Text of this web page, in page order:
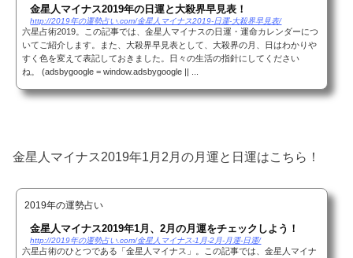
金星人マイナス2019年の日運と大殺界早見表！
http://2019年の運勢占い.com/金星人マイナス2019-日運-大殺界早見表/
六星占術2019。この記事では、金星人マイナスの日運・運命カレンダーにつ
いてご紹介します。また、大殺界早見表として、大殺界の月、日はわかりや
すく色を変えて表記しておきました。日々の生活の指針にしてください
ね。 (adsbygoogle = window.adsbygoogle || ...
金星人マイナス2019年1月2月の月運と日運はこちら！
2019年の運勢占い
金星人マイナス2019年1月、2月の月運をチェックしよう！
http://2019年の運勢占い.com/金星人マイナス-1月-2月-月運-日運/
六星占術のひとつである「金星人マイナス」。この記事では、金星人マイナ